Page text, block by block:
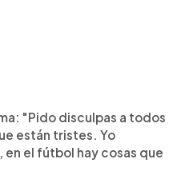
"Pido disculpas a todos
están tristes. Yo
el fútbol hay cosas que